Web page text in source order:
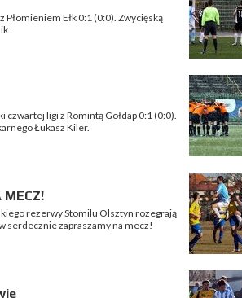
Ełk 0:1 (0:0). Zwycięską
ligi z Romintą Gołdap 0:1 (0:0).
Łukasz Kiler.
rezerwy Stomilu Olsztyn rozegrają
serdecznie zapraszamy na mecz!